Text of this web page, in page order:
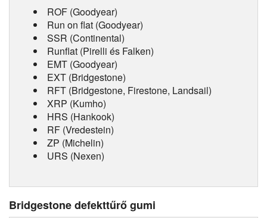
ROF (Goodyear)
Run on flat (Goodyear)
SSR (Continental)
Runflat (Pirelli és Falken)
EMT (Goodyear)
EXT (Bridgestone)
RFT (Bridgestone, Firestone, Landsail)
XRP (Kumho)
HRS (Hankook)
RF (Vredestein)
ZP (Michelin)
URS (Nexen)
Bridgestone defekttűrő gumi